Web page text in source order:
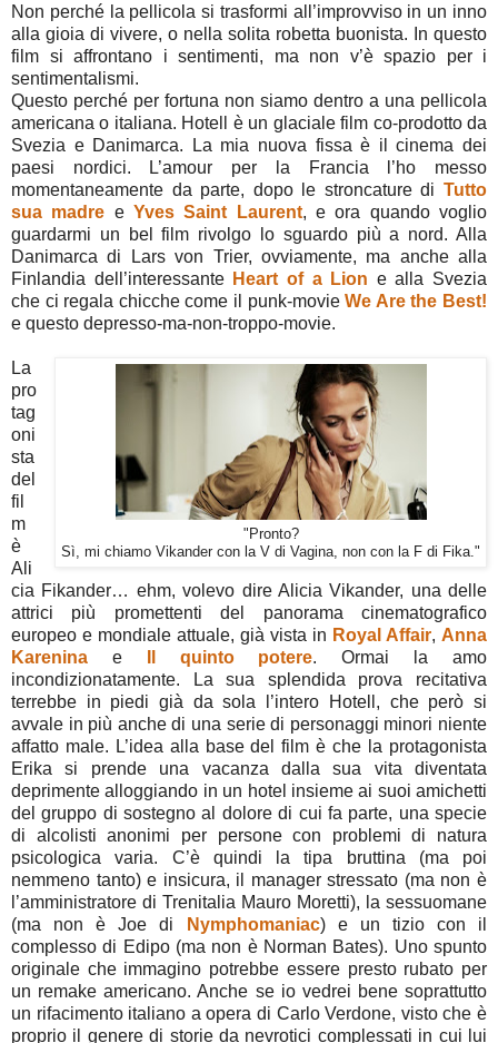
Non perché la pellicola si trasformi all’improvviso in un inno
alla gioia di vivere, o nella solita robetta buonista. In questo
film si affrontano i sentimenti, ma non v’è spazio per i
sentimentalismi.
Questo perché per fortuna non siamo dentro a una pellicola
americana o italiana. Hotell è un glaciale film co-prodotto da
Svezia e Danimarca. La mia nuova fissa è il cinema dei
paesi nordici. L’amour per la Francia l’ho messo
momentaneamente da parte, dopo le stroncature di Tutto
sua madre eYves Saint Laurent, e ora quando voglio
guardarmi un bel film rivolgo lo sguardo più a nord. Alla
Danimarca di Lars von Trier, ovviamente, ma anche alla
Finlandia dell’interessante Heart of a Lion e alla Svezia
che ci regala chicche come il punk-movieWe Are the Best!
e questo depresso-ma-non-troppo-movie.
"Pronto?
Sì, mi chiamo Vikander con la V di Vagina, non con la F di Fika."
La
pro
tag
oni
sta
del
fil
m
è
Ali
cia Fikander… ehm, volevo dire Alicia Vikander, una delle
attrici più promettenti del panorama cinematografico
europeo e mondiale attuale, già vista in Royal Affair, Anna
Karenina e Il quinto potere. Ormai la amo
incondizionatamente. La sua splendida prova recitativa
terrebbe in piedi già da sola l’intero Hotell, che però si
avvale in più anche di una serie di personaggi minori niente
affatto male. L’idea alla base del film è che la protagonista
Erika si prende una vacanza dalla sua vita diventata
deprimente alloggiando in un hotel insieme ai suoi amichetti
del gruppo di sostegno al dolore di cui fa parte, una specie
di alcolisti anonimi per persone con problemi di natura
psicologica varia. C’è quindi la tipa bruttina (ma poi
nemmeno tanto) e insicura, il manager stressato (ma non è
l’amministratore di Trenitalia Mauro Moretti), la sessuomane
(ma non è Joe di
Nymphomaniac) e un tizio con il
complesso di Edipo (ma non è Norman Bates). Uno spunto
originale che immagino potrebbe essere presto rubato per
un remake americano. Anche se io vedrei bene soprattutto
un rifacimento italiano a opera di Carlo Verdone, visto che è
proprio il genere di storie da nevrotici complessati in cui lui